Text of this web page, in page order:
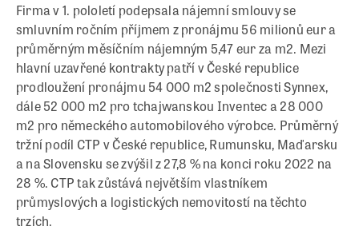
Firma v 1. pololetí podepsala nájemní smlouvy se
smluvním ročním příjmem z pronájmu 56 milionů eur a
průměrným měsíčním nájemným 5,47 eur za m2. Mezi
hlavní uzavřené kontrakty patří v České republice
prodloužení pronájmu 54 000 m2 společnosti Synnex,
dále 52 000 m2 pro tchajwanskou Inventec a 28 000
m2 pro německého automobilového výrobce. Průměrný
tržní podíl CTP v České republice, Rumunsku, Maďarsku
a na Slovensku se zvýšil z 27,8 % na konci roku 2022 na
28 %. CTP tak zůstává největším vlastníkem
průmyslových a logistických nemovitostí na těchto
trzích.